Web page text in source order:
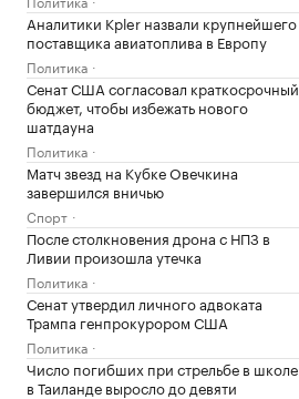
Аналитики Kpler назвали крупнейшего
поставщика авиатоплива в Европу
Политика
Сенат США согласовал краткосрочный
бюджет, чтобы избежать нового
шатдауна
Политика
Матч звезд на Кубке Овечкина
завершился вничью
Спорт
После столкновения дрона с НПЗ в
Ливии произошла утечка
Политика
Сенат утвердил личного адвоката
Трампа генпрокурором США
Политика
Число погибших при стрельбе в школе
в Таиланде выросло до девяти